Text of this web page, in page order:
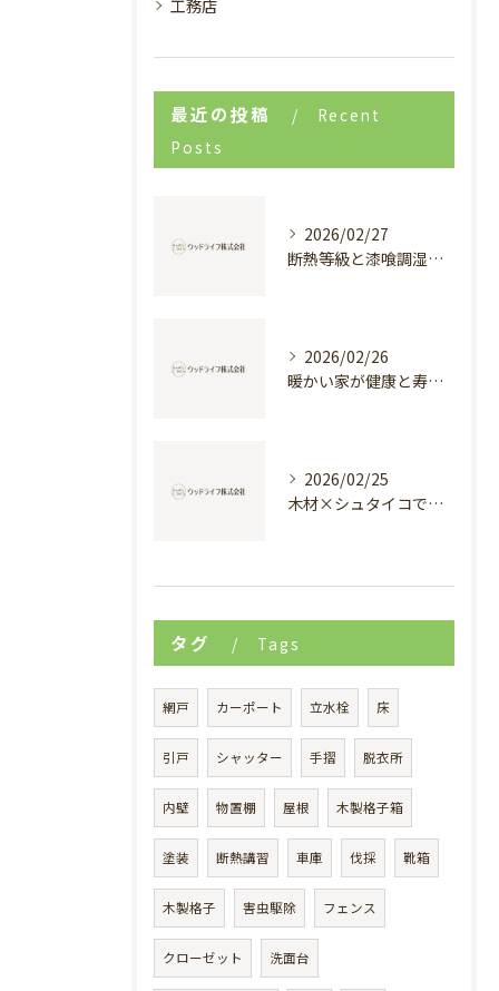
工務店
最近の投稿
Recent
Posts
2026/02/27
断熱等級と漆喰調湿で実現する快適新築戸建て
2026/02/26
暖かい家が健康と寿命を支える理由
2026/02/25
木材×シュタイコで創る高断熱健康住宅
タグ Tags
網戸 カーポート 立水栓 床
引戸 シャッター 手摺 脱衣所
内壁 物置棚 屋根 木製格子箱
塗装 断熱講習 車庫 伐採 靴箱
木製格子 害虫駆除 フェンス
クローゼット 洗面台